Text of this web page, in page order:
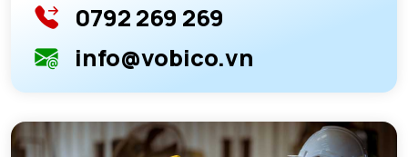
0792 269 269
info@vobico.vn